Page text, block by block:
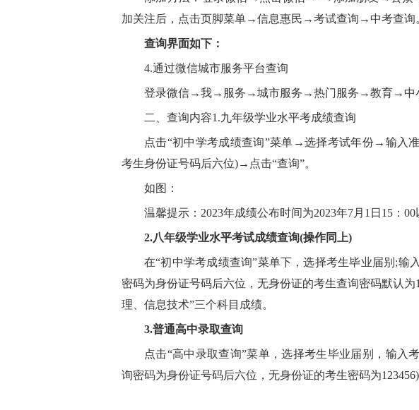
加关注后，点击页脚菜单→信息惠民→考试查询→中考查询
查询界面如下：
4.通过微信城市服务平台查询
登录微信→我→服务→城市服务→热门服务→教育→中
二、查询内容1.九年级学业水平考成绩查询
点击“初中学考成绩查询”菜单→选择考试年份→输入
考生身份证号码后六位)→点击“查询”。
如图：
温馨提示：2023年成绩公布时间为2023年7月1日15：00
2.八年级学业水平考试成绩查询(操作同上)
在“初中学考成绩查询”菜单下，选择考生毕业届别;输
密码为身份证号码后六位，无身份证的考生查询密码默认为
理、信息技术”三个科目成绩。
3.普通高中录取查询
点击“高中录取查询”菜单，选择考生毕业届别，输入
询密码为身份证号码后六位，无身份证的考生密码为